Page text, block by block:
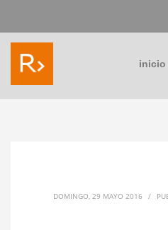
inicio
DOMINGO, 29 MAYO 2016 /